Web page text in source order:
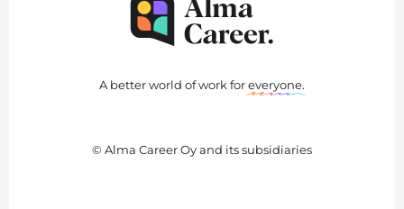
A better world of work foreveryone.
© Alma Career Oy and its subsidiaries